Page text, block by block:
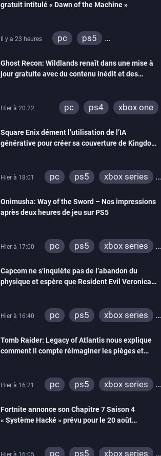
gratuit intitulé « Dawn of the Machine »
Il y a 23 heures pc
ps5
ps4
xbox one
nintendo 64
Ghost Recon: Wildlands renaît dans une mise à
jour gratuite avec du contenu inédit et des
Hier à 20:22 pc ps4 xbox one
Square Enix dément l’utilisation de l’IA
générative pour créer sa couverture de Kingdom
Hier à 18:01 pc ps5
xbox series
Onimusha: Way of the Sword – Nos impressions
après deux heures de jeu sur PS5
Hier à 17:00 pc ps5
xbox series
Capcom ne s’inquiète pas de l’abandon du
physique et espère que Resident Evil Veronica
Hier à 16:40 pc ps5
xbox series
Tomb Raider: Legacy of Atlantis nous explique
comment il compte réimaginer les pièges et
Hier à 16:21 pc ps5
xbox series
Fortnite annonce son Chapitre 7 Saison 4
« Système Hacké » prévu pour le 20 août
pc ps5
xbox series